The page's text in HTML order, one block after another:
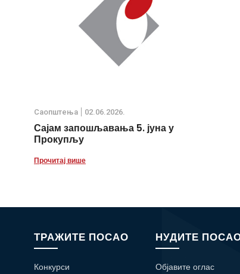
Саопштења 02.06.2026.
Сајам запошљавања 5. јуна у
Прокупљу
Прочитај више
ТРАЖИТЕ ПОСАО
Конкурси
НУДИТЕ
Објавите оглас